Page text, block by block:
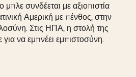
συνδέεται με αξιοπιστία
Αμερική με πένθος, στην
Στις ΗΠΑ, η στολή της
για να εμπνέει εμπιστοσύνη.